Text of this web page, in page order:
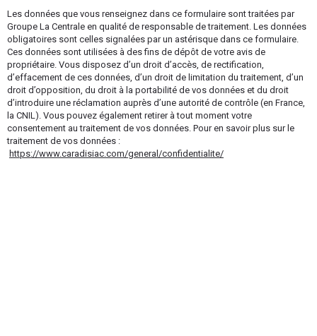
Les données que vous renseignez dans ce formulaire sont traitées par
Groupe La Centrale en qualité de responsable de traitement. Les données
obligatoires sont celles signalées par un astérisque dans ce formulaire.
Ces données sont utilisées à des fins de dépôt de votre avis de
propriétaire. Vous disposez d’un droit d’accès, de rectification,
d’effacement de ces données, d’un droit de limitation du traitement, d’un
droit d’opposition, du droit à la portabilité de vos données et du droit
d’introduire une réclamation auprès d’une autorité de contrôle (en France,
la CNIL). Vous pouvez également retirer à tout moment votre
consentement au traitement de vos données. Pour en savoir plus sur le
traitement de vos données :
https://www.caradisiac.com/general/confidentialite/